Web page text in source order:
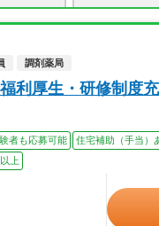
調剤薬局
利厚生・研修制度
者も応募可能 住宅補助（手当）
上